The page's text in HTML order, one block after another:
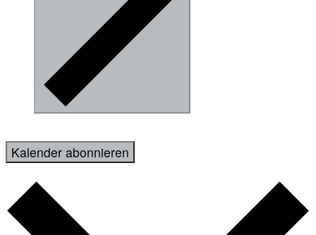
Kalender abonnieren